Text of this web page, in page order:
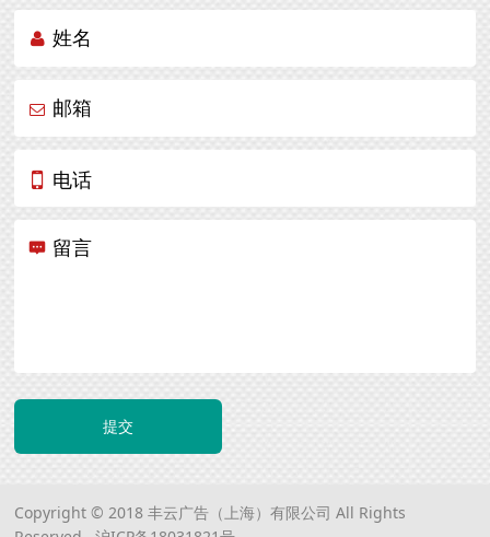
姓名
邮箱
电话
留言
提交
Copyright © 2018 丰云广告（上海）有限公司 All Rights